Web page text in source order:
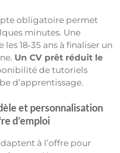
obligatoire permet
minutes. Une
18‑35 ans à finaliser un
Un CV prêt réduit le
de tutoriels
d’apprentissage.
et personnalisation
d’emploi
à l’offre pour